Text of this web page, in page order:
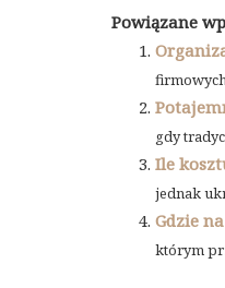
Powiązane
gdy
Ile
jednak
Gdzie
którym